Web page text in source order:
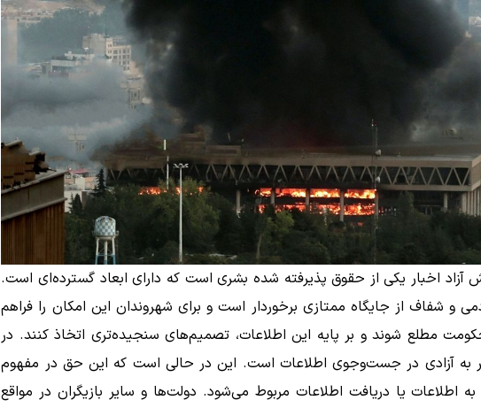
آزاد اخبار یکی از حقوق پذیرفته شده بشری است که دارای ابعاد گسترده‌ای است.
شفاف از جایگاه ممتازی برخوردار است و برای شهروندان این امکان را فراهم
مطلع شوند و بر پایه این اطلاعات، تصمیم‌های سنجیده‌تری اتخاذ کنند. در
به آزادی در جست‌وجوی اطلاعات است. این در حالی است که این حق در مفهوم
اطلاعات یا دریافت اطلاعات مربوط می‌شود. دولت‌ها و سایر بازیگران در مواقع